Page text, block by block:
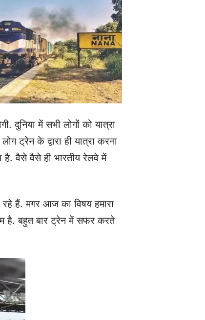
दुनिया में सभी लोगों को यात्रा
ट्रेन के द्वारा ही यात्रा करना
वैसे वैसे ही भारतीय रेलवे में
हैं. मगर आज का विषय हमारा
है. बहुत बार ट्रेन में सफर करते